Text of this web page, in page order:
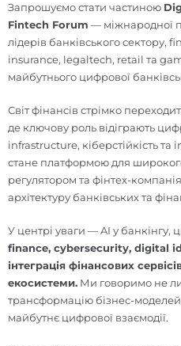
k
n
Запрошуємо стати частиною
Fintech Forum — міжнародної
лідерів банківського сектору,
insurance, legaltech, retail та
майбутнього цифрової
Світ фінансів стрімко
де ключову роль відіграють
infrastructure, кіберстійкість
стане платформою для
регулятором та фінтех-
архітектуру банківських та
У центрі уваги — AI у банкінгу,
finance, cybersecurity, digital
інтеграція фінансових
екосистеми. Ми говоримо не
трансформацію бізнес-моделей,
майбутнє цифрової взаємодії.